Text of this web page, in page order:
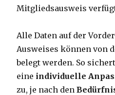
Mitgliedsausweis
Alle Daten auf der
Ausweises können von
belegt werden. So
eine individuelle
zu, je nach den